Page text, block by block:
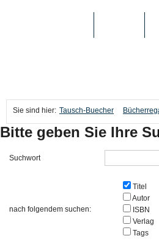
Sie sind hier: Tausch-Buecher
Bitte geben Sie Ihre
Suchwort
nach folgendem suchen:
Titel
Autor
ISBN
Verlag
Tags